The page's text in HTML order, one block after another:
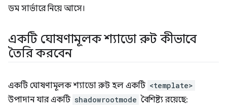
ডম সার্ভারে নিয়ে আসে।
একটি ঘোষণামূলক শ্যাডো রুট কীভাবে
তৈরি করবেন
একটি ঘোষণামূলক শ্যাডো রুট হল একটি <template>
উপাদান যার একটি shadowrootmode বৈশিষ্ট্য রয়েছে: